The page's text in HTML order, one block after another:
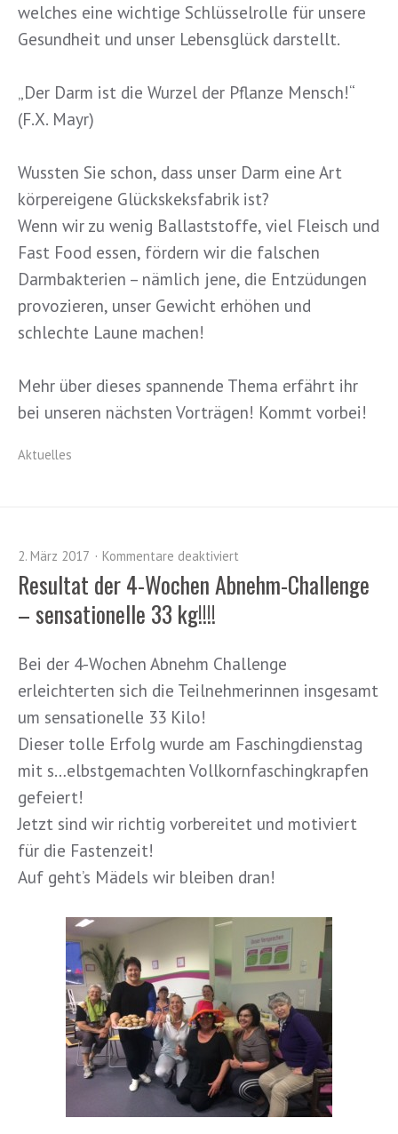
welches eine wichtige Schlüsselrolle für unsere
Gesundheit und unser Lebensglück darstellt.
„Der Darm ist die Wurzel der Pflanze Mensch!“
(F.X. Mayr)
Wussten Sie schon, dass unser Darm eine Art
körpereigene Glückskeksfabrik ist?
Wenn wir zu wenig Ballaststoffe, viel Fleisch und
Fast Food essen, fördern wir die falschen
Darmbakterien – nämlich jene, die Entzüdungen
provozieren, unser Gewicht erhöhen und
schlechte Laune machen!
Mehr über dieses spannende Thema erfährt ihr
bei unseren nächsten Vorträgen! Kommt vorbei!
Aktuelles
2. März 2017 Kommentare deaktiviert
Resultat der 4-Wochen Abnehm-Challenge
– sensationelle 33 kg!!!!
Bei der 4-Wochen Abnehm Challenge
erleichterten sich die Teilnehmerinnen insgesamt
um sensationelle 33 Kilo!
Dieser tolle Erfolg wurde am Faschingdienstag
mit s…elbstgemachten Vollkornfaschingkrapfen
gefeiert!
Jetzt sind wir richtig vorbereitet und motiviert
für die Fastenzeit!
Auf geht’s Mädels wir bleiben dran!